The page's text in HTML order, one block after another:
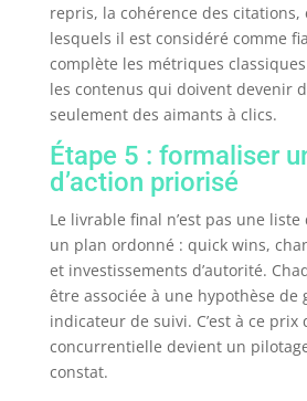
repris, la cohérence des citations,
lesquels il est considéré comme
complète les métriques
les contenus qui doivent devenir
seulement des aimants à clics.
Étape 5 : formaliser
d’action priorisé
Le livrable final n’est pas une
un plan ordonné : quick wins,
et investissements d’autorité.
être associée à une hypothèse de
indicateur de suivi. C’est à ce prix
concurrentielle devient un
constat.